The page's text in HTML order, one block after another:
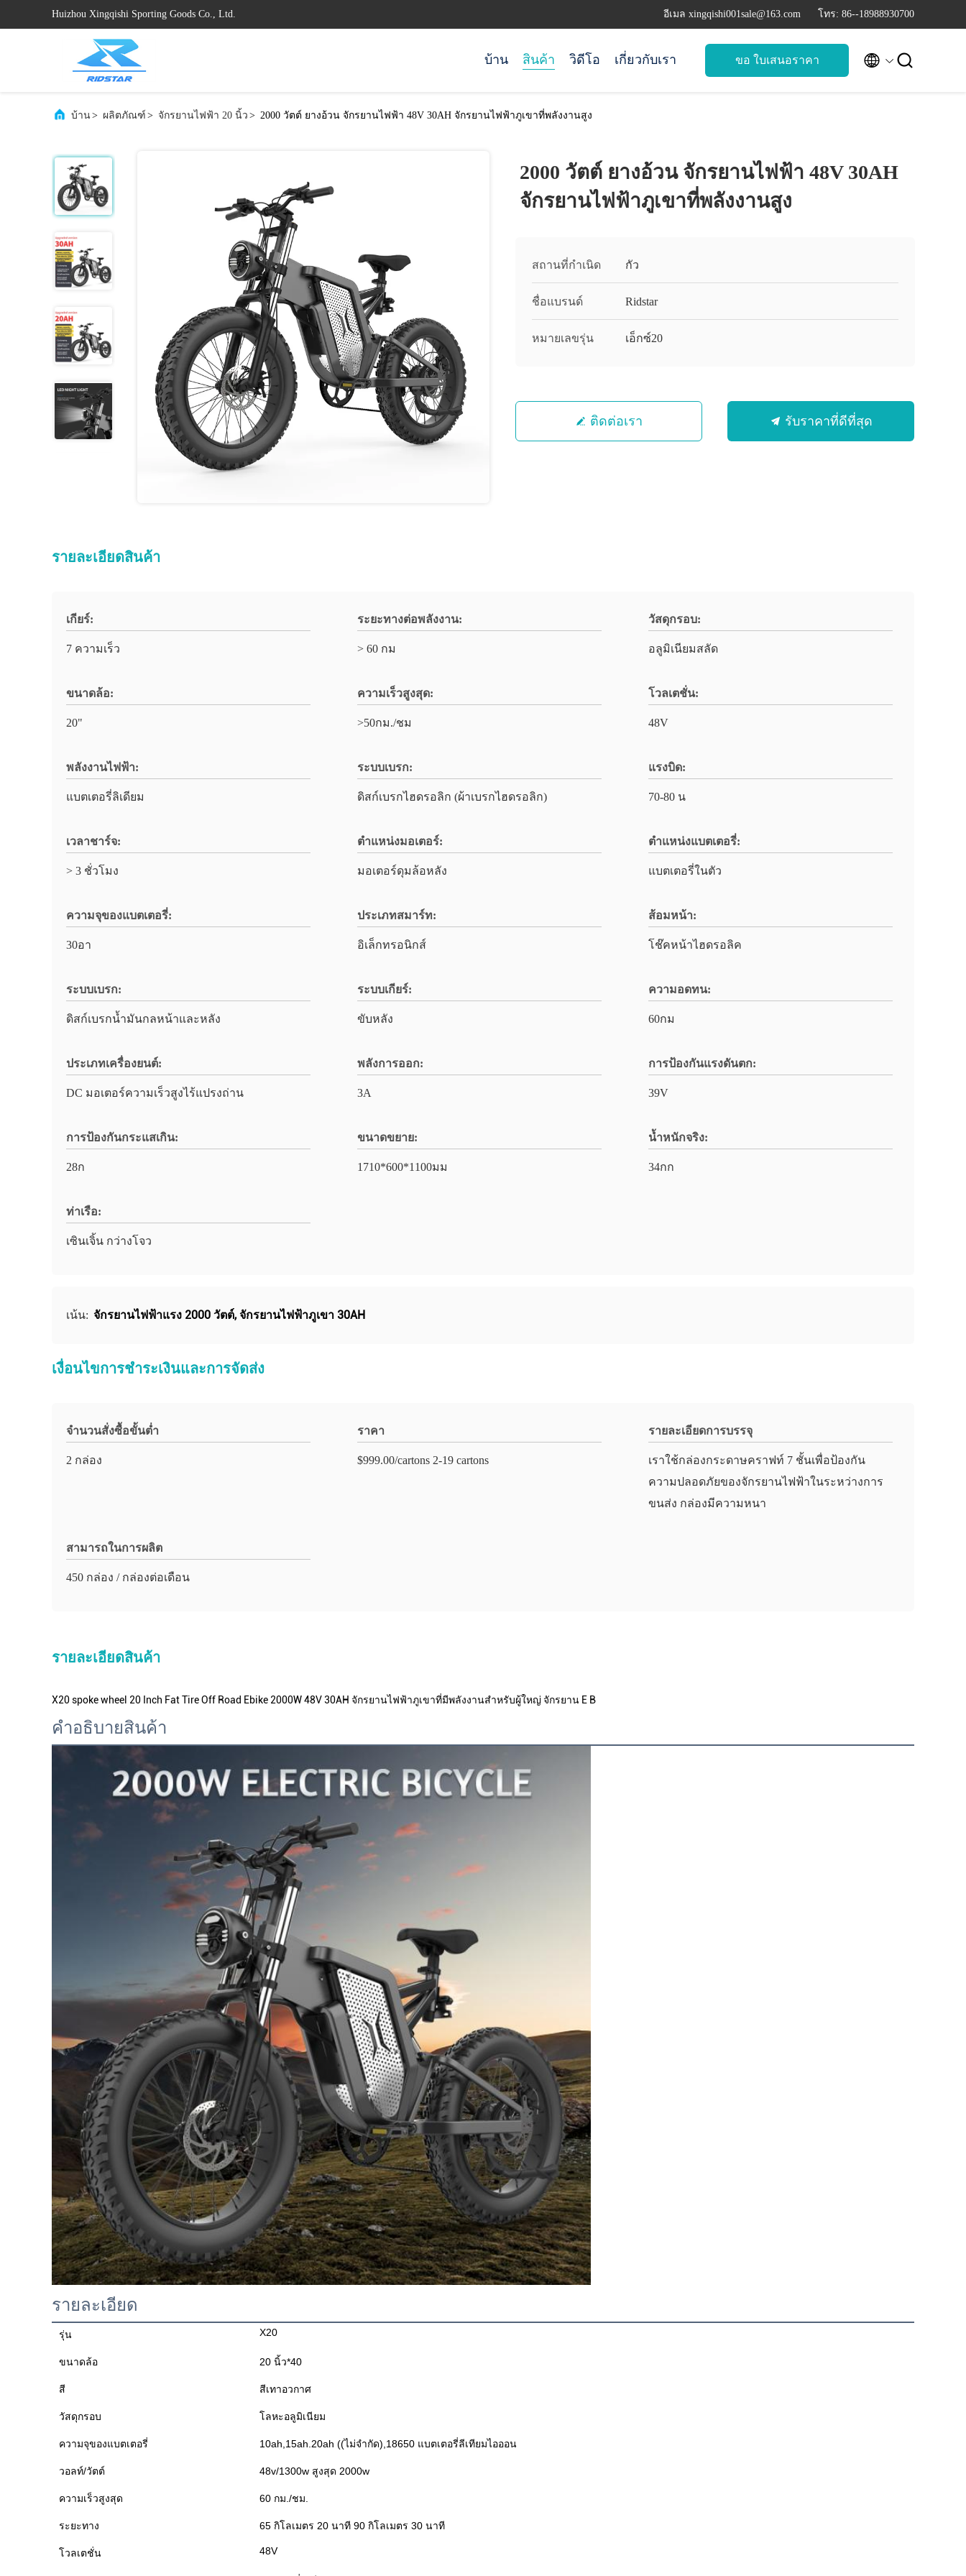
Huizhou Xingqishi Sporting Goods Co., Ltd. อีเมล xingqishi001sale@163.com โทร: 86--18988930700
บ้าน สินค้า วิดีโอ เกี่ยวกับเรา ขอ ใบเสนอราคา  
บ้าน> ผลิตภัณฑ์ > จักรยานไฟฟ้า 20 นิ้ว > 2000 วัตต์ ยางอ้วน จักรยานไฟฟ้า 48V 30AH จักรยานไฟฟ้าภูเขาที่พลังงานสูง
2000 วัตต์ ยางอ้วน จักรยานไฟฟ้า 48V 30AH
จักรยานไฟฟ้าภูเขาที่พลังงานสูง
สถานที่กำเนิด กัว
ชื่อแบรนด์ Ridstar
หมายเลขรุ่น เอ็กซ์20
ติดต่อเรา รับราคาที่ดีที่สุด
รายละเอียดสินค้า
เกียร์:
7 ความเร็ว
ระยะทางต่อพลังงาน:
> 60 กม
วัสดุกรอบ:
อลูมิเนียมสลัด
ขนาดล้อ:
20"
ความเร็วสูงสุด:
>50กม./ชม
โวลเตชั่น:
48V
พลังงานไฟฟ้า:
แบตเตอรี่ลิเดียม
ระบบเบรก:
ดิสก์เบรกไฮดรอลิก (ผ้าเบรกไฮดรอลิก)
แรงบิด:
70-80 น
เวลาชาร์จ:
> 3 ชั่วโมง
ตำแหน่งมอเตอร์:
มอเตอร์ดุมล้อหลัง
ตำแหน่งแบตเตอรี่:
แบตเตอรี่ในตัว
ความจุของแบตเตอรี่:
30อา
ประเภทสมาร์ท:
อิเล็กทรอนิกส์
ส้อมหน้า:
โช๊คหน้าไฮดรอลิค
ระบบเบรก:
ดิสก์เบรกน้ำมันกลหน้าและหลัง
ระบบเกียร์:
ขับหลัง
ความอดทน:
60กม
ประเภทเครื่องยนต์:
DC มอเตอร์ความเร็วสูงไร้แปรงถ่าน
พลังการออก:
3A
การป้องกันแรงดันตก:
39V
การป้องกันกระแสเกิน:
28ก
ขนาดขยาย:
1710*600*1100มม
น้ำหนักจริง:
34กก
ท่าเรือ:
เซินเจิ้น กว่างโจว
เน้น: จักรยานไฟฟ้าแรง 2000 วัตต์,จักรยานไฟฟ้าภูเขา 30AH
เงื่อนไขการชำระเงินและการจัดส่ง
จำนวนสั่งซื้อขั้นต่ำ
2 กล่อง
ราคา
$999.00/cartons 2-19 cartons
รายละเอียดการบรรจุ
เราใช้กล่องกระดาษคราฟท์ 7 ชั้นเพื่อป้องกัน
ความปลอดภัยของจักรยานไฟฟ้าในระหว่างการ
ขนส่ง กล่องมีความหนา
สามารถในการผลิต
450 กล่อง / กล่องต่อเดือน
รายละเอียดสินค้า
X20 spoke wheel 20 Inch Fat Tire Off Road Ebike 2000W 48V 30AH จักรยานไฟฟ้าภูเขาที่มีพลังงานสําหรับผู้ใหญ่ จักรยาน E B
คําอธิบายสินค้า
รายละเอียด
รุ่น X20
ขนาดล้อ 20 นิ้ว*40
สี สีเทาอวกาศ
วัสดุกรอบ โลหะอลูมิเนียม
ความจุของแบตเตอรี่ 10ah,15ah.20ah ((ไม่จํากัด),18650 แบตเตอรี่ลีเทียมไอออน
วอลท์/วัตต์ 48v/1300w สูงสุด 2000w
ความเร็วสูงสุด 60 กม./ชม.
ระยะทาง 65 กิโลเมตร 20 นาที 90 กิโลเมตร 30 นาที
โวลเตชั่น 48V